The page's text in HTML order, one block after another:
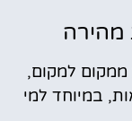
מהירה
למקום,
במיוחד למי